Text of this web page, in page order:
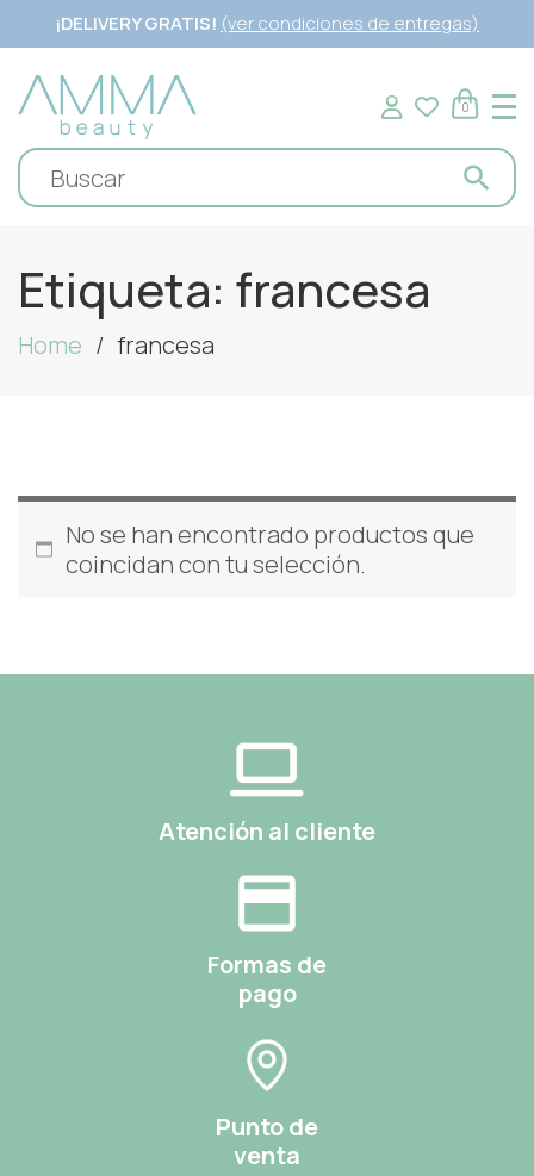
¡DELIVERY GRATIS! (ver condiciones de entregas)
0
Etiqueta: francesa
Home francesa
No se han encontrado productos que
coincidan con tu selección.
Atención al cliente
Formas de
pago
Punto de
venta